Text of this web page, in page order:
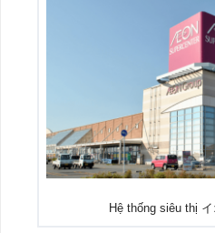
Hệ thống siêu thị イ